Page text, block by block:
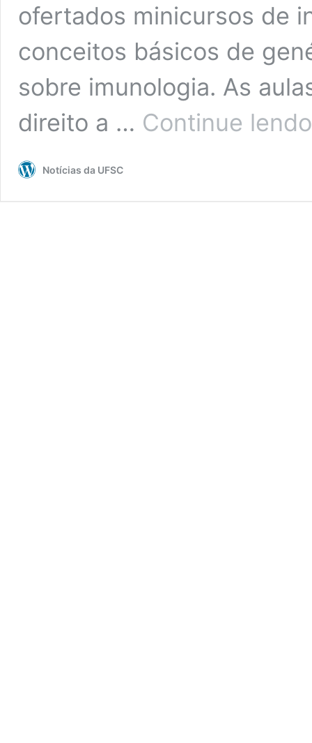
ofertados minicursos de
conceitos básicos de
sobre imunologia. As
direito a … Continue lendo
Notícias da UFSC